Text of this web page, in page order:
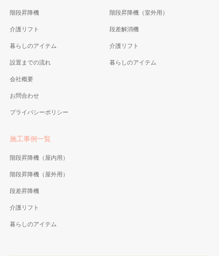
階段昇降機
介護リフト
暮らしのアイテム
設置までの流れ
会社概要
お問合わせ
プライバシーポリシー
階段昇降機（室外用）
段差解消機
介護リフト
暮らしのアイテム
施工事例一覧
階段昇降機（屋内用）
階段昇降機（屋外用）
段差昇降機
介護リフト
暮らしのアイテム